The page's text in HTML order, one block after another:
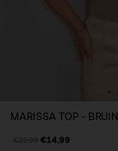
MARISSA TOP - BRUIN
€29,99 €14,99